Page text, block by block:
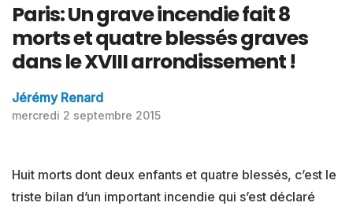
Paris: Un grave incendie fait 8
morts et quatre blessés graves
dans le XVIII arrondissement !
Jérémy Renard
mercredi 2 septembre 2015
Huit morts dont deux enfants et quatre blessés, c’est le
triste bilan d’un important incendie qui s’est déclaré